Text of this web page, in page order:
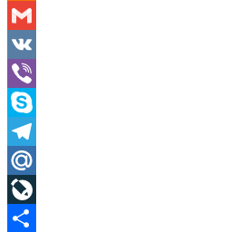
Odnoklassniki
Gmail
VK
Viber
Skype
Telegram
Mail.Ru
LiveJournal